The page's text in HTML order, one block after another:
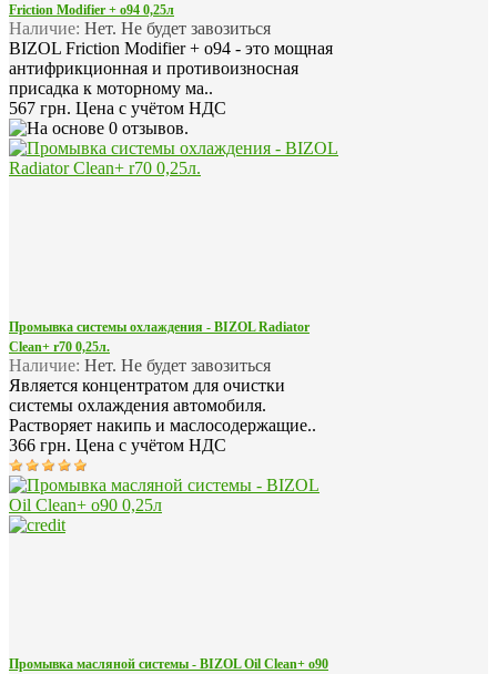
Friction Modifier + o94 0,25л
Наличие: Нет. Не будет завозиться
BIZOL Friction Modifier + o94 - это мощная
антифрикционная и противоизносная
присадка к моторному ма..
567 грн. Цена с учётом НДС
Промывка системы охлаждения - BIZOL Radiator
Clean+ r70 0,25л.
Наличие: Нет. Не будет завозиться
Является концентратом для очистки
системы охлаждения автомобиля.
Растворяет накипь и маслосодержащие..
366 грн. Цена с учётом НДС
Промывка масляной системы - BIZOL Oil Clean+ o90